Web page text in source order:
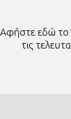
Αφήστε εδώ το
τις